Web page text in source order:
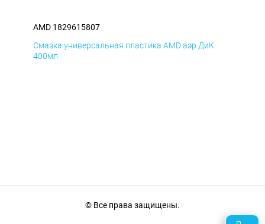
AMD 1829615807
Смазка универсальная пластика AMD аэр ДиК
400мл
© Все права защищены.